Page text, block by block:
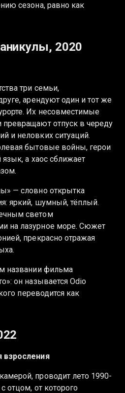
сезона, равно как
2020
три семьи,
арендуют один и тот же
Их несовместимые
отпуск в череду
и неловких ситуаций.
бытовые войны, герои
язык, а хаос сближает
— словно открытка
яркий, шумный, тёплый.
светом
на лазурное море. Сюжет
прекрасно отражая
названии фильма
он называется Odio
переводится как
взросления
проводит лето 1990-
отцом, от которого